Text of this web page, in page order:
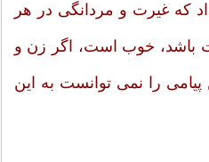
که غیرت و مردانگی در هر
باشد، خوب است، اگر زن و
پیامی را نمی توانست به این